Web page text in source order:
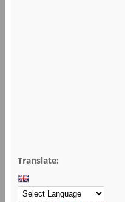
Translate: